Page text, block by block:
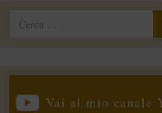
Ricerca
Vai al mio canale